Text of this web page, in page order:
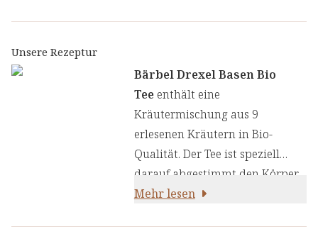
Unsere Rezeptur
Bärbel Drexel Basen Bio
Tee enthält eine
Kräutermischung aus 9
erlesenen Kräutern in Bio-
Qualität. Der Tee ist speziell
darauf abgestimmt den Körper
im Rahmen einer basenreichen
Mehr lesen